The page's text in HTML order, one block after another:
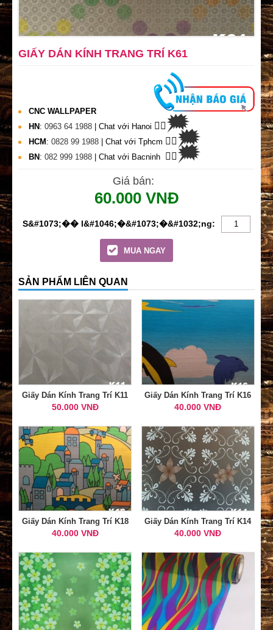
GIẤY DÁN KÍNH TRANG TRÍ K61
CNC WALLPAPER
HN : 0963 64 1988 | Chat với Hanoi 👉🏽🗯
HCM : 0828 99 1988 | Chat với Tphcm 👉🏽🗯
BN : 082 999 1988 | Chat với Bacninh 👉🏽🗯
Giá bán:
60.000 VNĐ
MUA NGAY
SẢN PHẨM LIÊN QUAN
Giấy Dán Kính Trang Trí K11
50.000 VNĐ
Giấy Dán Kính Trang Trí K16
40.000 VNĐ
Giấy Dán Kính Trang Trí K18
40.000 VNĐ
Giấy Dán Kính Trang Trí K14
40.000 VNĐ